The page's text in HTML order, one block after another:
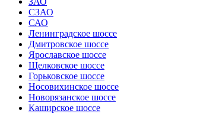
СЗАО
САО
Ленинградское шоссе
Дмитровское шоссе
Ярославское шоссе
Щелковское шоссе
Горьковское шоссе
Носовихинское шоссе
Новорязанское шоссе
Каширское шоссе